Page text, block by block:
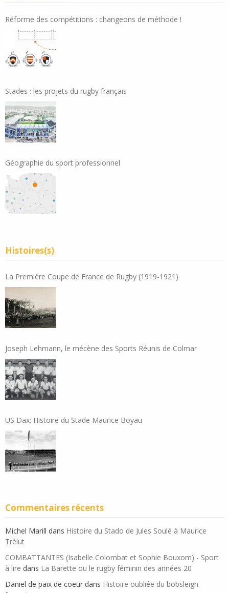
Réforme des compétitions : changeons de méthode !
Stades : les projets du rugby français
Géographie du sport professionnel
Histoires(s)
La Première Coupe de France de Rugby (1919-1921)
Joseph Lehmann, le mécène des Sports Réunis de Colmar
US Dax: Histoire du Stade Maurice Boyau
Commentaires récents
Michel Marill dans Histoire du Stado de Jules Soulé à Maurice
Trélut
COMBATTANTES (Isabelle Colombat et Sophie Bouxom) - Sport
à lire dans La Barette ou le rugby féminin des années 20
Daniel de paix de coeur dans Histoire oubliée du bobsleigh